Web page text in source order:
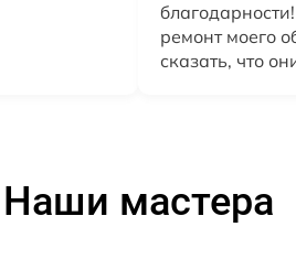
ремонт моего
сказать, что
Наши мастера